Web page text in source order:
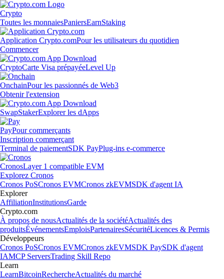
Crypto
Toutes les monnaiesPaniersEarnStaking
Application Crypto.comPour les utilisateurs du quotidien
Commencer
CryptoCarte Visa prépayéeLevel Up
OnchainPour les passionnés de Web3
Obtenir l'extension
SwapStakerExplorer les dApps
PayPour commerçants
Inscription commerçant
Terminal de paiementSDK PayPlug-ins e-commerce
CronosLayer 1 compatible EVM
Explorez Cronos
Cronos PoSCronos EVMCronos zkEVMSDK d'agent IA
Explorer
AffiliationInstitutionsGarde
Crypto.com
À propos de nousActualités de la sociétéActualités des
produitsÉvénementsEmploisPartenairesSécuritéLicences & Permis
Développeurs
Cronos PoSCronos EVMCronos zkEVMSDK PaySDK d'agent
IAMCP ServersTrading Skill Repo
Learn
LearnBitcoinRechercheActualités du marché